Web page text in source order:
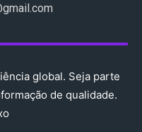
global. Seja parte
de qualidade.